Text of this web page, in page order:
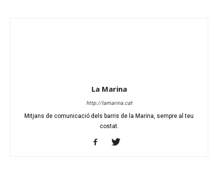
La Marina
http://lamarina.cat
Mitjans de comunicació dels barris de la Marina, sempre al teu
costat.